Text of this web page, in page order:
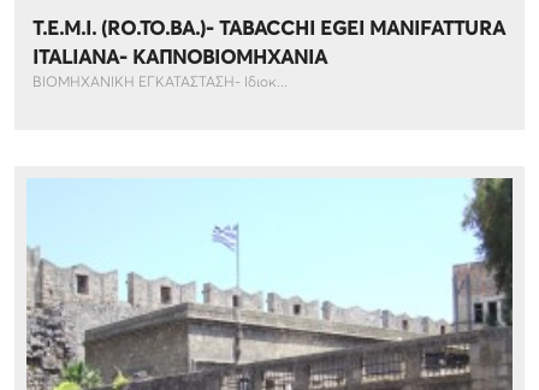
T.E.M.I. (RO.TO.BA.)- TABACCHI EGEI MANIFATTURA
ITALIANA- ΚΑΠΝΟΒΙΟΜΗΧΑΝΙΑ
ΒΙΟΜΗΧΑΝΙΚΗ ΕΓΚΑΤΑΣΤΑΣΗ- Ιδιοκ...